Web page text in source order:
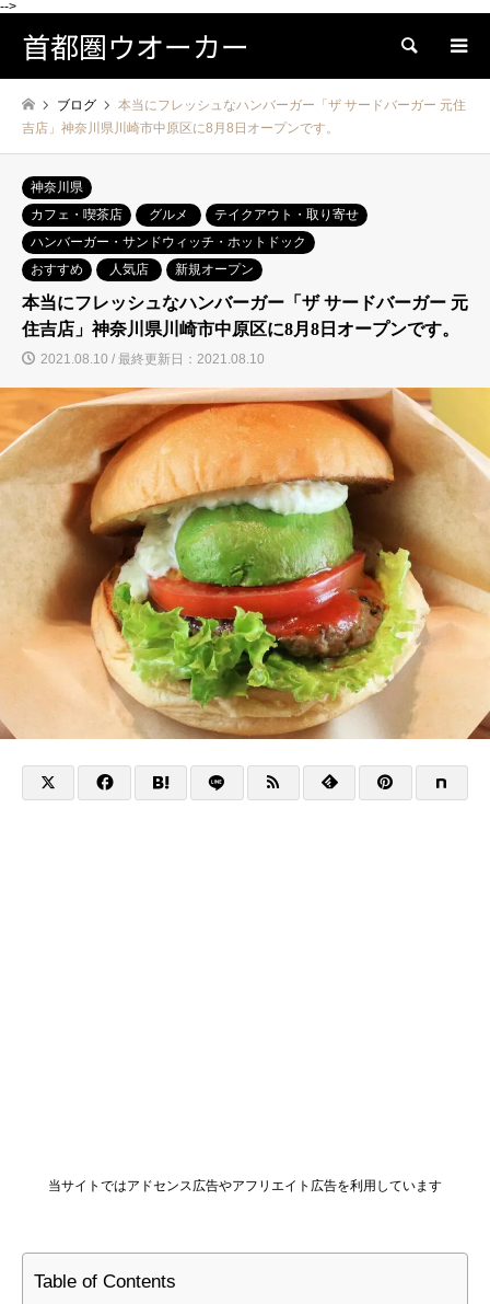
-->
首都圏ウオーカー 検索
ブログ
本当にフレッシュなハンバーガー「ザ サードバーガー 元住
吉店」神奈川県川崎市中原区に8月8日オープンです。
神奈川県
カフェ・喫茶店
グルメ
テイクアウト・取り寄せ
ハンバーガー・サンドウィッチ・ホットドック
おすすめ
人気店 新規オープン
本当にフレッシュなハンバーガー「ザ サードバーガー 元
住吉店」神奈川県川崎市中原区に8月8日オープンです。
2021.08.10 / 最終更新日：2021.08.10
当サイトではアドセンス広告やアフリエイト広告を利用しています
Table of Contents